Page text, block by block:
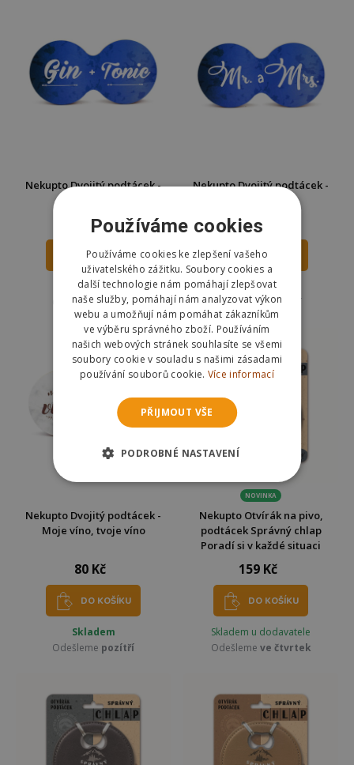
Nekupto Dvojitý podtácek -
52 Kč 80 Kč
DO KOŠÍKU
Skladem
Odešlemepozítří
Nekupto Dvojitý podtácek -
46 Kč
DO KOŠÍKU
Skladem
Odešlemepozítří
Nekupto Dvojitý podtácek -
Moje víno, tvoje víno
80 Kč
DO KOŠÍKU
Skladem
Odešleme pozítří
NOVINKA
Nekupto Otvírák na pivo,
podtácek Správný chlap
Poradí si v každé situaci
159 Kč
DO KOŠÍKU
Skladem u dodavatele
Odešleme ve čtvrtek
Používáme cookies
Používáme cookies ke zlepšení vašeho
uživatelského zážitku. Soubory cookies a
další technologie nám pomáhají zlepšovat
naše služby, pomáhají nám analyzovat výkon
webu a umožňují nám pomáhat zákazníkům
ve výběru správného zboží. Používáním
našich webových stránek souhlasíte se všemi
soubory cookie v souladu s našimi zásadami
používání souborů cookie. Více informací
PŘIJMOUT VŠE
PODROBNÉ NASTAVENÍ